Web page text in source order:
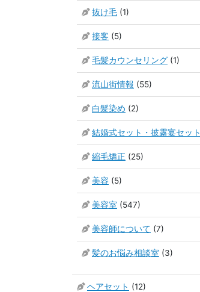
抜け毛 (1)
接客 (5)
毛髪カウンセリング (1)
流山街情報 (55)
白髪染め (2)
結婚式セット・披露宴セット
縮毛矯正 (25)
美容 (5)
美容室 (547)
美容師について (7)
髪のお悩み相談室 (3)
ヘアセット (12)